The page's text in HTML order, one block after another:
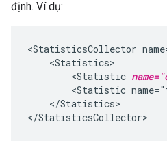
định. Ví dụ:
<StatisticsCollector
    <Statistics>
        <Statistic
<Statistic
    </Statistics>